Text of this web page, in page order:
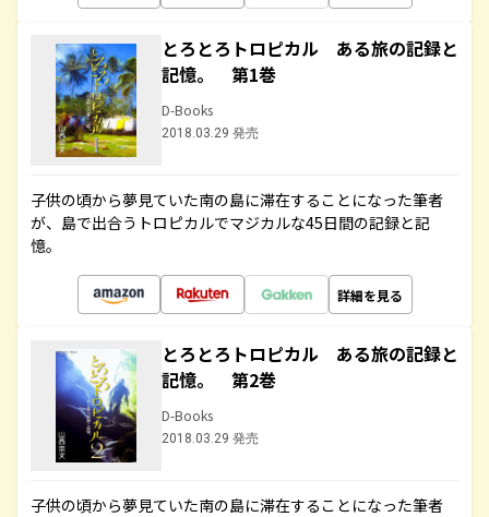
とろとろトロピカル ある旅の記録と
記憶。 第1巻
D-Books
2018.03.29 発売
子供の頃から夢見ていた南の島に滞在することになった筆者
が、島で出合うトロピカルでマジカルな45日間の記録と記
憶。
詳細を見る
とろとろトロピカル ある旅の記録と
記憶。 第2巻
D-Books
2018.03.29 発売
子供の頃から夢見ていた南の島に滞在することになった筆者